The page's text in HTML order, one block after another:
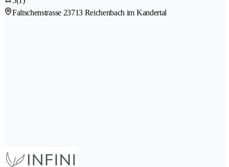
Faltschenstrasse 23713 Reichenbach im Kandertal